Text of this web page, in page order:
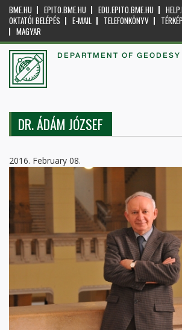
BME.HU EPITO.BME.HU EDU.EPITO.BME.HU
OKTATÓI BELÉPÉS
E-MAIL TELEFONKÖNYV TÉRKÉP
MAGYAR
DEPARTMENT OF
DR. ÁDÁM JÓZSEF
2016. February 08.